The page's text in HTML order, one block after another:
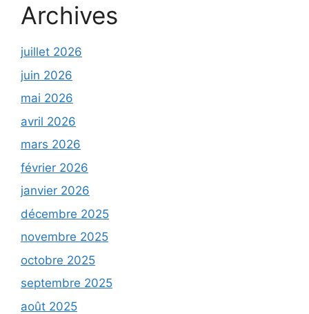
Archives
juillet 2026
juin 2026
mai 2026
avril 2026
mars 2026
février 2026
janvier 2026
décembre 2025
novembre 2025
octobre 2025
septembre 2025
août 2025